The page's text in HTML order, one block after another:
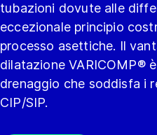
tubazioni dovute alle
eccezionale principio
processo asettiche. Il
dilatazione VARICOMP®
drenaggio che soddisfa i
CIP/SIP.